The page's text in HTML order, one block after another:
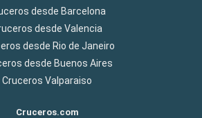
desde Barcelona
desde Valencia
desde Rio de Janeiro
desde Buenos Aires
Cruceros Valparaiso
Cruceros.com